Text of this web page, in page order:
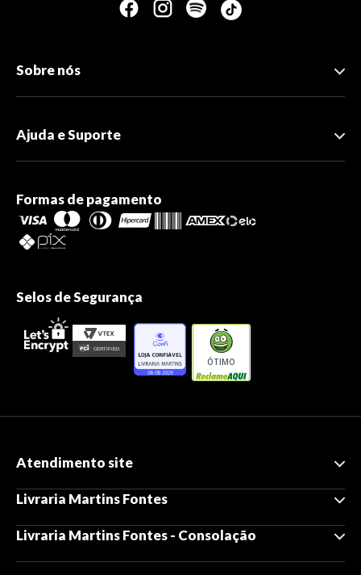
Sobre nós
Ajuda e Suporte
Formas de pagamento
Selos de Segurança
ÓTIMO
Atendimento site
Livraria Martins Fontes
Livraria Martins Fontes - Consolação